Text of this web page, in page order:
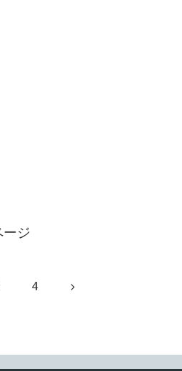
ージ
4